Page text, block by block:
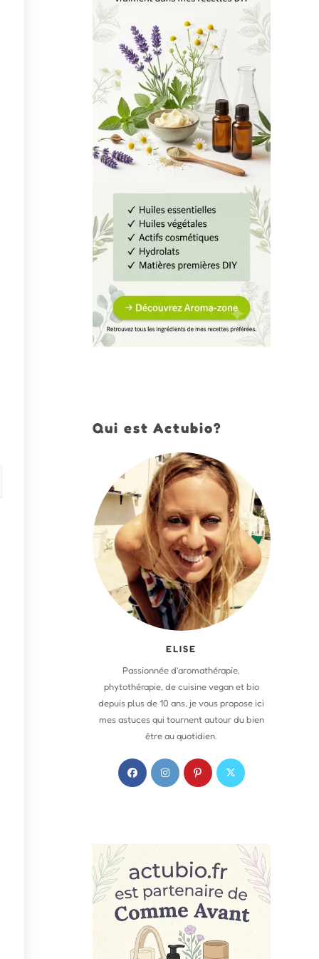
Qui est Actubio?
ELISE
Passionnée d'aromathérapie,
phytothérapie, de cuisine vegan et bio
depuis plus de 10 ans, je vous propose ici
mes astuces qui tournent autour du bien
être au quotidien.
S
e
d
a
n
s
S
e
d
a
s
S
e
d
a
s
S
r
e
d
a